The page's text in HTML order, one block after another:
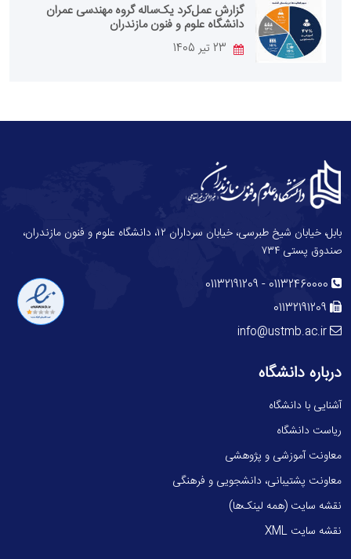
گزارش عمل‌کرد یک‌ساله گروه مهندسی عمران
دانشگاه علوم و فنون مازندران
بابل، خیابان شیخ طبرسی، خیابان سرداران ۱۲، دانشگاه علوم و فنون مازندران،
صندوق پستی ۷۳۴
01132460000
-
01132191209
01132191209
info@ustmb.ac.ir
درباره دانشگاه
آشنایی با دانشگاه
ریاست دانشگاه
معاونت آموزشی و پژوهشی
معاونت پشتیبانی، دانشجویی و فرهنگی
نقشه سایت (همه لینک‌ها)
نقشه سایت XML